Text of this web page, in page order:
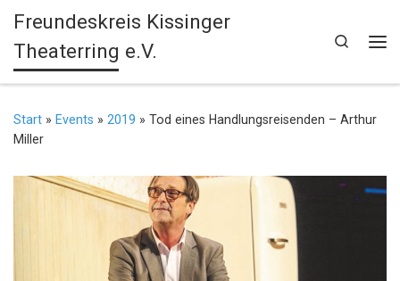
Zum Inhalt springen
Freundeskreis Kissinger
Theaterring e.V.
Search
Start » Events » 2019 » Tod eines Handlungsreisenden – Arthur
Miller